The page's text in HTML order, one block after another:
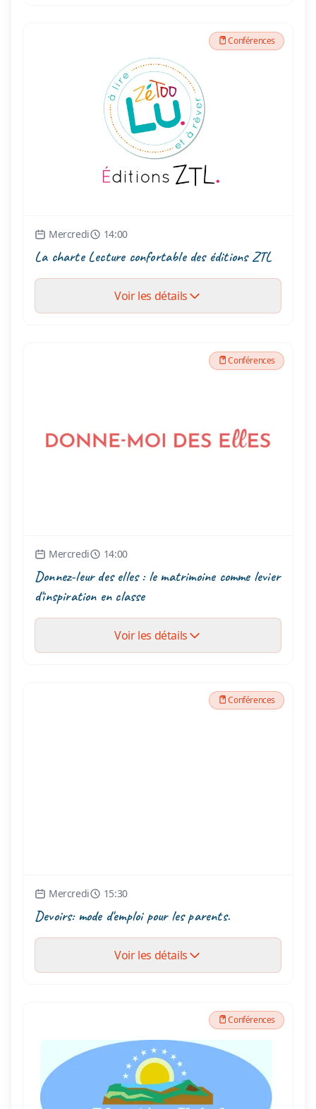
Conférences
Mercredi 14:00
La charte Lecture confortable des éditions ZTL
Voir les détails
Conférences
Mercredi 14:00
Donnez-leur des elles : le matrimoine comme levier
d'inspiration en classe
Voir les détails
Conférences
Mercredi 15:30
Devoirs: mode d'emploi pour les parents.
Voir les détails
Conférences